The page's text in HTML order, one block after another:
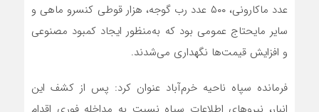
عدد ماکارونی، ۵۰۰ عدد رب گوجه، هزار قوطی کنسرو ماهی و
سایر مایحتاج عمومی بود که به‌منظور ایجاد کمبود مصنوعی
و افزایش قیمت‌ها نگهداری می‌شدند.
فرمانده سپاه ناحیه خرم‌آباد عنوان کرد: پس از کشف این